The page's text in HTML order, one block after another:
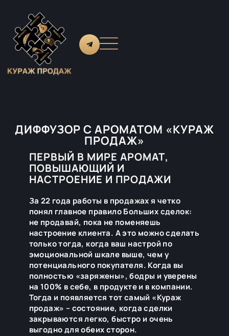
ДИФФУЗОР С АРОМАТОМ «КУРАЖ
ПРОДАЖ»
ПЕРВЫЙ В МИРЕ АРОМАТ,
ПОВЫШАЮЩИЙ И
НАСТРОЕНИЕ И ПРОДАЖИ
За 22 года работы в продажах я четко
понял главное правило Больших сделок:
не продавай, пока не поменяешь
настроение клиента. А это можно сделать
только тогда, когда ваш настрой по
эмоциональной шкале выше, чем у
потенциального покупателя. Когда вы
полностью «заряжены», бодры и уверены
на 100% в себе, в продукте и в компании.
Тогда и появляется тот самый «Кураж
продаж» – состояние, когда сделки
закрываются легко, быстро и очень
выгодно для обеих сторон.